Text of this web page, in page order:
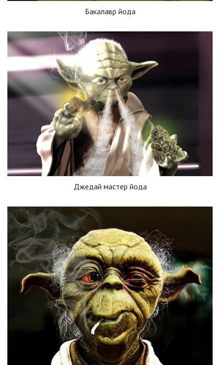
Бакалавр йода
Джедай мастер йода